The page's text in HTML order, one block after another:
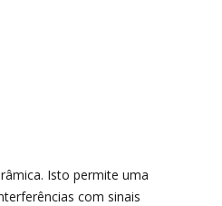
Isto permite uma
com sinais